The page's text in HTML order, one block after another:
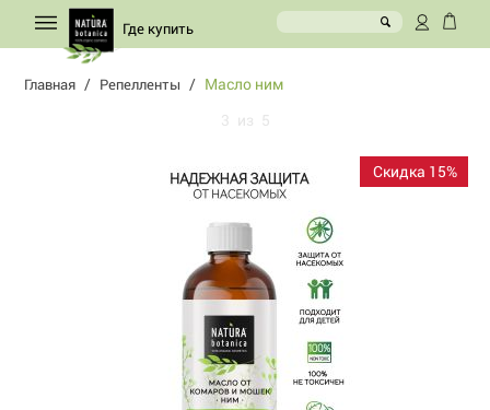
Где купить
Главная / Репелленты / Масло ним
3 из 5
Скидка 15%